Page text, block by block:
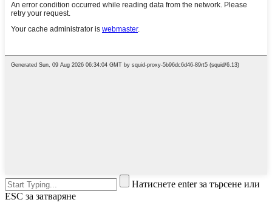
Натиснете enter за търсене или
ESC за затваряне